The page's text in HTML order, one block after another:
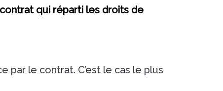
qui réparti les droits de
par le contrat. C’est le cas le plus